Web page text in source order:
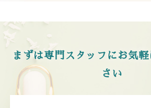
まずは専門スタッフにお気
さい